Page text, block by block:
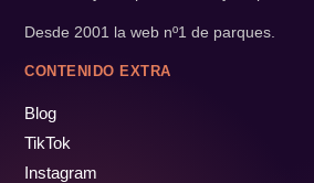
Desde 2001 la web nº1 de parques.
CONTENIDO EXTRA
Blog
TikTok
Instagram